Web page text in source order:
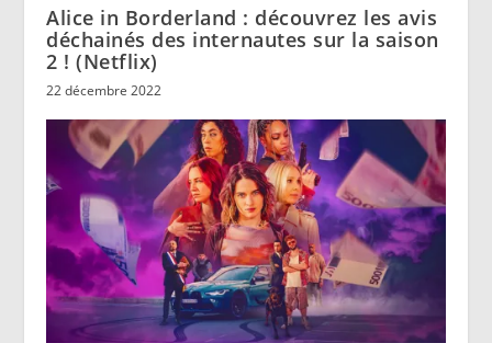
Alice in Borderland : découvrez les avis
déchainés des internautes sur la saison
2 ! (Netflix)
22 décembre 2022